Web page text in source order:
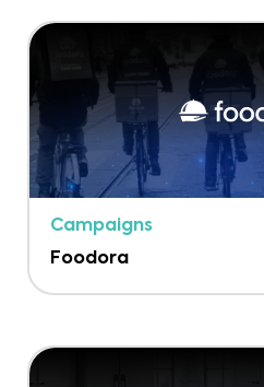
Campaigns
Foodora